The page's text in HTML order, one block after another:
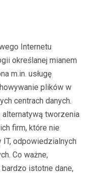
Internetu
określanej mianem
m.in. usługę
plików w
centrach danych.
alternatywą tworzenia
firm, które nie
odpowiedzialnych
Co ważne,
istotne dane,